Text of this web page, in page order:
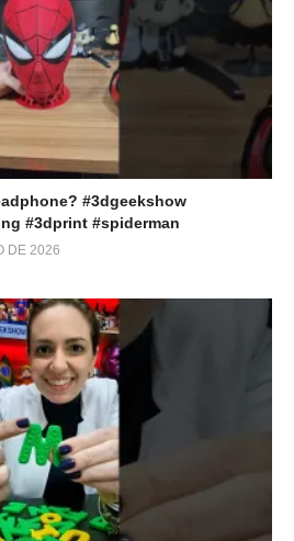
#3dgeekshow
#3dprint #spiderman
DE 2026